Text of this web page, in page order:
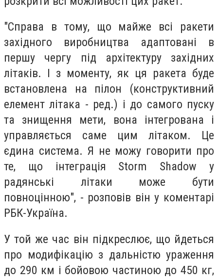
"Справа в тому, що майже всі ракети
західного виробництва адаптовані в
першу чергу під архітектуру західних
літаків. І з моменту, як ця ракета буде
встановлена на пілон (конструктивний
елемент літака - ред.) і до самого пуску
та знищення мети, вона інтегрована і
управляється саме цим літаком. Це
єдина система. Я не можу говорити про
те, що інтеграція Storm Shadow у
радянські літаки може бути
повноцінною", - розповів він у коментарі
РБК-Україна.
У той же час він підкреслює, що йдеться
про модифікацію з дальністю ураження
до 290 км і бойовою частиною до 450 кг,